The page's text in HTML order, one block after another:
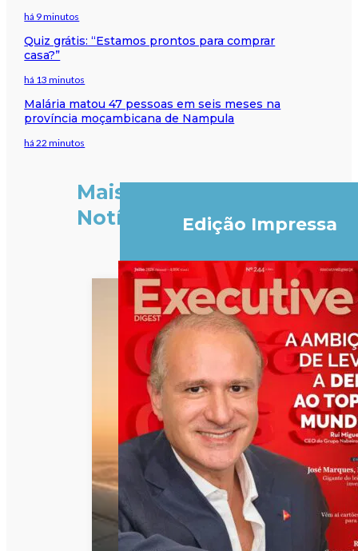
há 9 minutos
Quiz grátis: “Estamos prontos para comprar
casa?”
há 13 minutos
Malária matou 47 pessoas em seis meses na
província moçambicana de Nampula
há 22 minutos
Mais
Notícias
Edição Impressa